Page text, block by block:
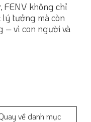
không chỉ
tưởng mà còn
– vì con người và
về danh mục